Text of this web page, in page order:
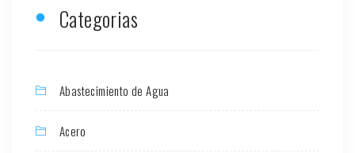
Categorias
Abastecimiento de Agua
Acero